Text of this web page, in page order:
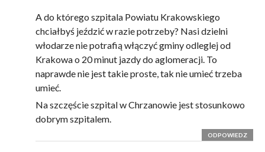
A do którego szpitala Powiatu Krakowskiego
chciałbyś jeździć w razie potrzeby? Nasi dzielni
włodarze nie potrafią włączyć gminy odleglej od
Krakowa o 20 minut jazdy do aglomeracji. To
naprawde nie jest takie proste, tak nie umieć trzeba
umieć.
Na szczęście szpital w Chrzanowie jest stosunkowo
dobrym szpitalem.
ODPOWIEDZ